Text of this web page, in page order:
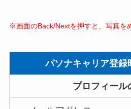
※画面のBack/Nextを押すと、写真を
パソナキャリア登録
プロフィール